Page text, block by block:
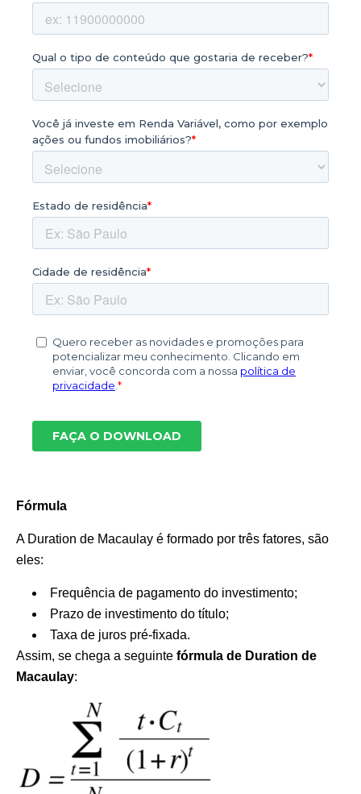
Fórmula
A Duration de Macaulay é formado por três fatores, são
eles:
Frequência de pagamento do investimento;
Prazo de investimento do título;
Taxa de juros pré-fixada.
Assim, se chega a seguinte fórmula de Duration de
Macaulay: